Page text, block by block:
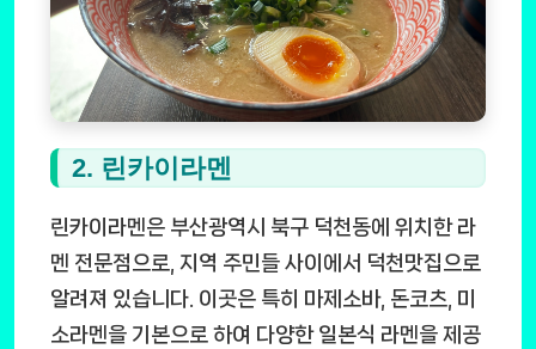
2. 린카이라멘
린카이라멘은 부산광역시 북구 덕천동에 위치한 라
멘 전문점으로, 지역 주민들 사이에서 덕천맛집으로
알려져 있습니다. 이곳은 특히 마제소바, 돈코츠, 미
소라멘을 기본으로 하여 다양한 일본식 라멘을 제공